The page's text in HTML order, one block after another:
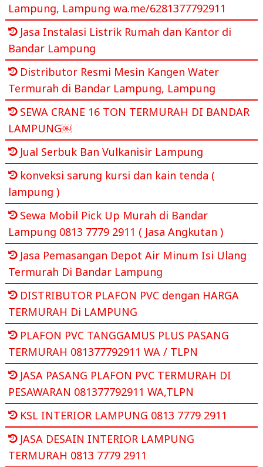
Lampung, Lampung wa.me/6281377792911
Jasa Instalasi Listrik Rumah dan Kantor di
Bandar Lampung
Distributor Resmi Mesin Kangen Water
Termurah di Bandar Lampung, Lampung
SEWA CRANE 16 TON TERMURAH DI BANDAR
LAMPUNG￼
Jual Serbuk Ban Vulkanisir Lampung
konveksi sarung kursi dan kain tenda (
lampung )
Sewa Mobil Pick Up Murah di Bandar
Lampung 0813 7779 2911 ( Jasa Angkutan )
Jasa Pemasangan Depot Air Minum Isi Ulang
Termurah Di Bandar Lampung
DISTRIBUTOR PLAFON PVC dengan HARGA
TERMURAH Di LAMPUNG
PLAFON PVC TANGGAMUS PLUS PASANG
TERMURAH 081377792911 WA / TLPN
JASA PASANG PLAFON PVC TERMURAH DI
PESAWARAN 081377792911 WA,TLPN
KSL INTERIOR LAMPUNG 0813 7779 2911
JASA DESAIN INTERIOR LAMPUNG
TERMURAH 0813 7779 2911